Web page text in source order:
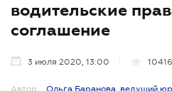
водительские
соглашение
3 июля 2020, 13:00 10416
Автор:
Ольга Баранова, ведущий